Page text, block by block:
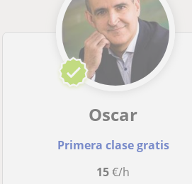
Oscar
Primera clase gratis
15€/h